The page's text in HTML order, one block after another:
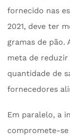
fornecido nas
2021, deve ter
gramas de pão.
meta de
quantidade de
fornecedores
Em paralelo, a
compromete-